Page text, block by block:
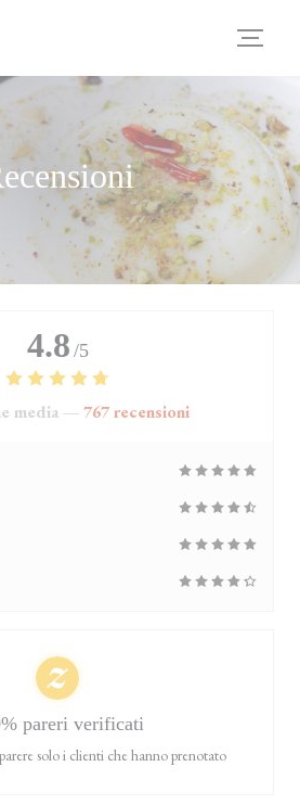
sui cookie
4.8 /5
media —767 recensioni
pareri verificati
solo i clienti che hanno prenotato